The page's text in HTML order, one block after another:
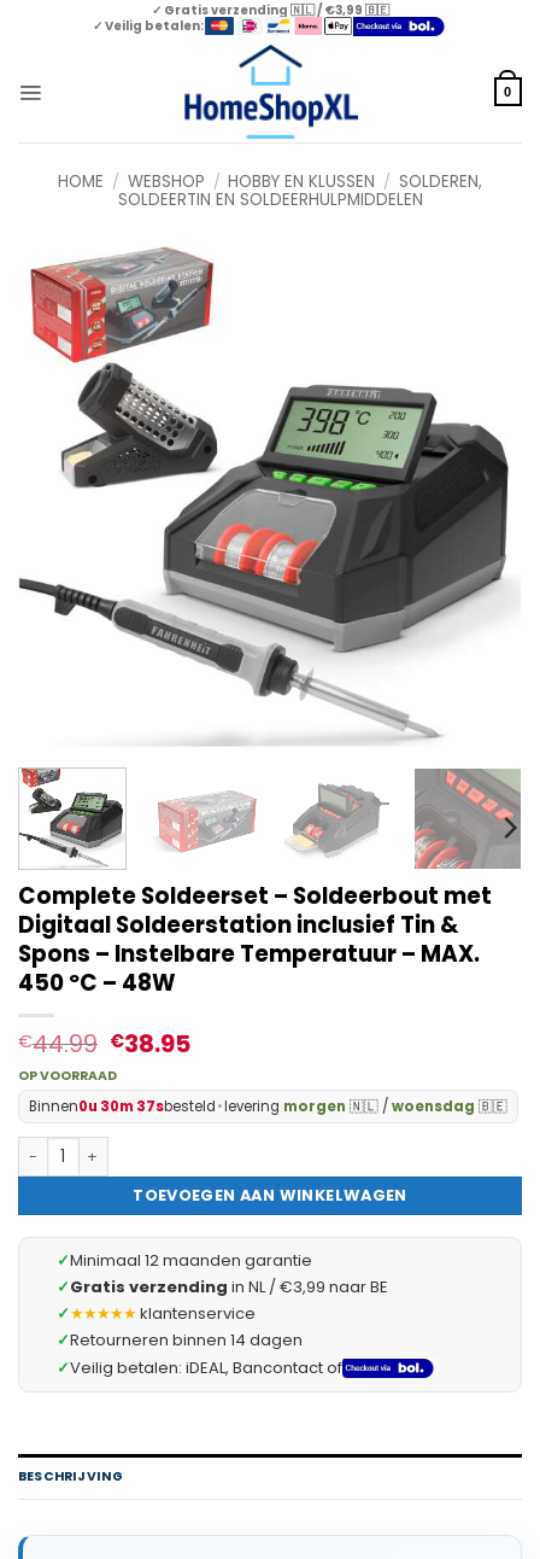
✓ Gratis verzending 🇳🇱 / €3,99 🇧🇪
✓ Veilig betalen:
0
HOME / WEBSHOP / HOBBY EN KLUSSEN / SOLDEREN,
SOLDEERTIN EN SOLDEERHULPMIDDELEN
Complete Soldeerset – Soldeerbout met
Digitaal Soldeerstation inclusief Tin &
Spons – Instelbare Temperatuur – MAX.
450 ºC – 48W
€44.99 €38.95
OP VOORRAAD
Binnen0u 30m 37sbesteld•levering morgen 🇳🇱 /woensdag 🇧🇪
Complete Soldeerset - Soldeerbout met Digitaal
TOEVOEGEN AAN WINKELWAGEN
✓Minimaal 12 maanden garantie
✓Gratis verzending in NL / €3,99 naar BE
✓★★★★★klantenservice
✓Retourneren binnen 14 dagen
✓Veilig betalen: iDEAL, Bancontact of
BESCHRIJVING